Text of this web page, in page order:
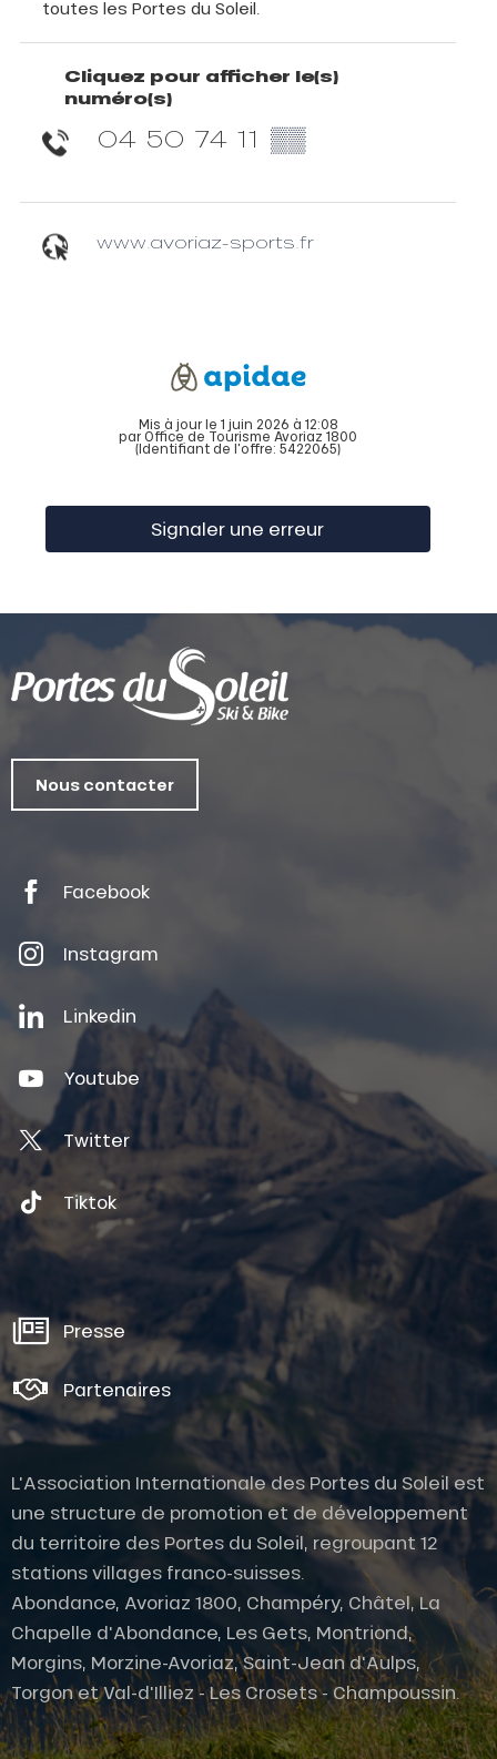
Description
Prestations
Tarifs
Ouvertures
En lien avec
Contacter par
email
toutes les Portes du Soleil.
Cliquez pour afficher le(s)
numéro(s)
04 50 74 11 ▒▒
www.avoriaz-sports.fr
Mis à jour le 1 juin 2026 à 12:08
par Office de Tourisme Avoriaz 1800
(Identifiant de l'offre: 5422065)
Signaler une erreur
Nous contacter
Facebook
Instagram
Linkedin
Youtube
Twitter
Tiktok
Presse
Partenaires
L'Association Internationale des Portes du Soleil est
une structure de promotion et de développement
du territoire des Portes du Soleil, regroupant 12
stations villages franco-suisses.
Abondance, Avoriaz 1800, Champéry, Châtel, La
Chapelle d'Abondance, Les Gets, Montriond,
Morgins, Morzine-Avoriaz, Saint-Jean d'Aulps,
Torgon et Val-d'Illiez - Les Crosets - Champoussin.